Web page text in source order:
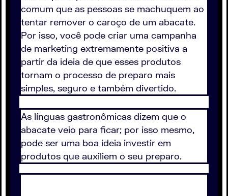
comum que as pessoas se machuquem ao
tentar remover o caroço de um abacate.
Por isso, você pode criar uma campanha
de marketing extremamente positiva a
partir da ideia de que esses produtos
tornam o processo de preparo mais
simples, seguro e também divertido.
As línguas gastronômicas dizem que o
abacate veio para ficar; por isso mesmo,
pode ser uma boa ideia investir em
produtos que auxiliem o seu preparo.